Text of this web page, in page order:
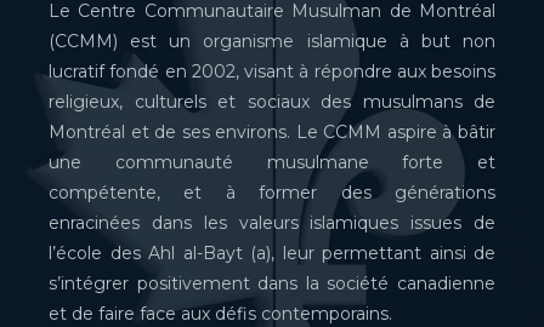
Le Centre Communautaire Musulman de Montréal
(CCMM) est un organisme islamique à but non
lucratif fondé en 2002, visant à répondre aux besoins
religieux, culturels et sociaux des musulmans de
Montréal et de ses environs. Le CCMM aspire à bâtir
une communauté musulmane forte et
compétente, et à former des générations
enracinées dans les valeurs islamiques issues de
l’école des Ahl al-Bayt (a), leur permettant ainsi de
s’intégrer positivement dans la société canadienne
et de faire face aux défis contemporains.